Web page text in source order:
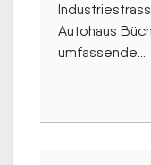
Autohaus
umfassende...